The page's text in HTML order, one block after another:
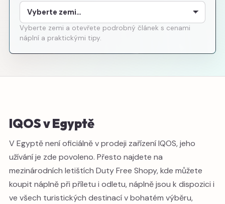
Vyberte zemi a otevřete podrobný článek s cenami
náplní a praktickými tipy.
IQOS v Egyptě
V Egyptě není oficiálně v prodeji zařízení IQOS, jeho
užívání je zde povoleno. Přesto najdete na
mezinárodních letištích Duty Free Shopy, kde můžete
koupit náplně při příletu i odletu, náplně jsou k dispozici i
ve všech turistických destinací v bohatém výběru,